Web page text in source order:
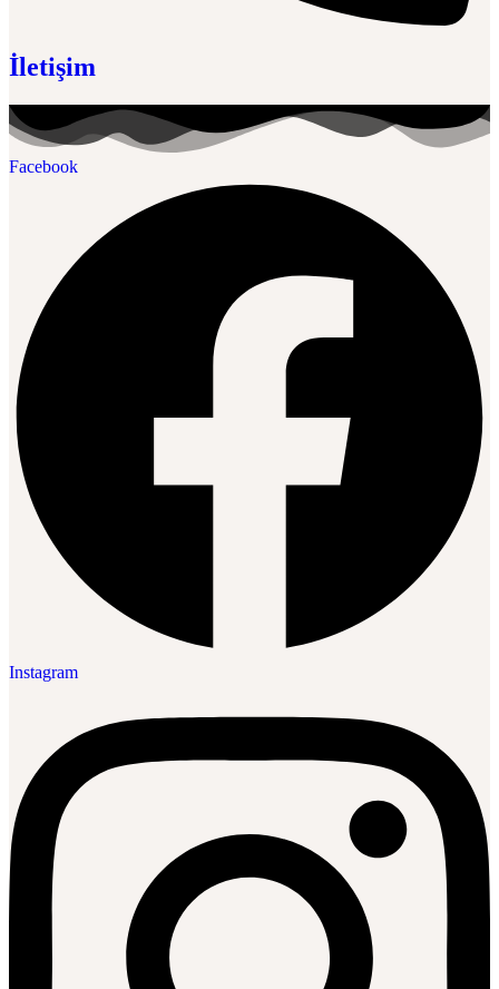
İletişim
Facebook
Instagram